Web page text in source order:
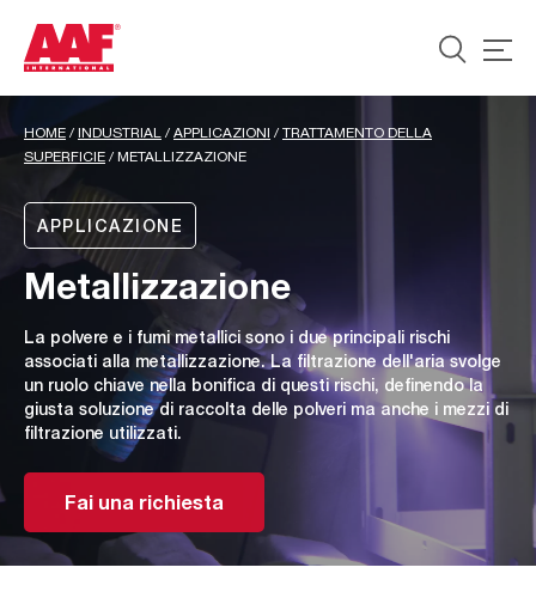
HOME / INDUSTRIAL / APPLICAZIONI / TRATTAMENTO DELLA
SUPERFICIE / METALLIZZAZIONE
APPLICAZIONE
Metallizzazione
La polvere e i fumi metallici sono i due principali rischi
associati alla metallizzazione. La filtrazione dell'aria svolge
un ruolo chiave nella bonifica di questi rischi, definendo la
giusta soluzione di raccolta delle polveri ma anche i mezzi di
filtrazione utilizzati.
Fai una richiesta